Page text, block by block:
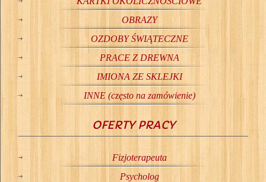
OBRAZY
OZDOBY ŚWIĄTECZNE
PRACE Z DREWNA
IMIONA ZE SKLEJKI
INNE (często na zamówienie)
OFERTY PRACY
Fizjoterapeuta
Psycholog